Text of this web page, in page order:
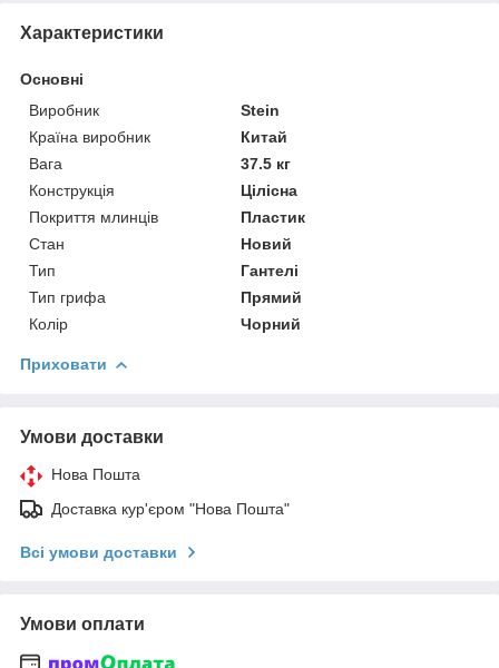
Характеристики
Основні
Виробник
Stein
Країна виробник
Китай
Вага
37.5 кг
Конструкція
Цілісна
Покриття млинців
Пластик
Стан
Новий
Тип
Гантелі
Тип грифа
Прямий
Колір
Чорний
Приховати
Умови доставки
Нова Пошта
Доставка кур'єром "Нова Пошта"
Всі умови доставки
Умови оплати